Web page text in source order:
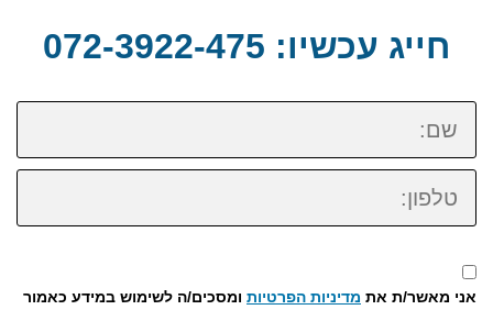
חייג עכשיו: 072-3922-475
שם:
טלפון:
אני מאשר/ת את מדיניות הפרטיות ומסכים/ה לשימוש במידע כאמור